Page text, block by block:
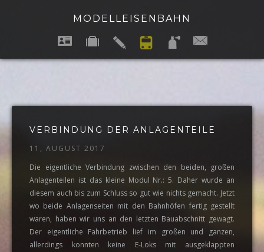
MODELLEISENBAHN
VERBINDUNG DER ANLAGENTEILE
11, AUGUST 2017
Die eigentliche Verbindung zwischen den beiden, großen
Anlagenteilen ist das kleine Modul Nr.: 5. Daher wurde an
diesem auch bis zum Schluss so gut wie nichts gemacht. Jetzt
wo beide Anlagenseiten mit den Bahnhöfen fertig gestellt
waren, haben wir uns an den letzten Bauabschnitt gewagt.
Der eigentliche Fahrbetrieb lief im großen und ganzen,
allerdings konnten keine E-Loks mit ausgeklappten